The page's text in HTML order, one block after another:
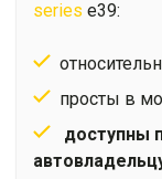
series e39:
просты в
доступны